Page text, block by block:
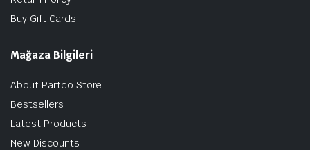
Buy Gift Cards
Mağaza Bilgileri
About Partdo Store
Bestsellers
Latest Products
New Discounts